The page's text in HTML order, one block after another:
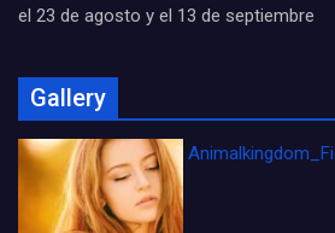
el 23 de agosto y el 13 de septiembre
Gallery